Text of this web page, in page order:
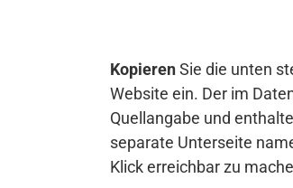
KopierenSie die unten
Website ein. Der im
Quellangabe und
separate Unterseite
Klick erreichbar zu